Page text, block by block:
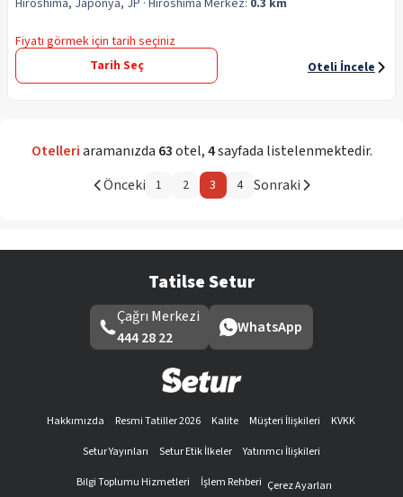
Hiroshima, Japonya, JP · Hiroshima Merkez: 0.3 km
Fiyatı görmek için tarih seçiniz
Tarih Seç
Oteli İncele
Otelleriaramanızda 63otel,4sayfada listelenmektedir.
Önceki 1 2 3 4 Sonraki
Tatilse Setur
Çağrı Merkezi
444 28 22
WhatsApp
Hakkımızda Resmi Tatiller 2026 Kalite Müşteri İlişkileri
KVKK
Setur Yayınları
Setur Etik İlkeler
Yatırımcı İlişkileri
Bilgi Toplumu Hizmetleri
İşlem Rehberi Çerez Ayarları